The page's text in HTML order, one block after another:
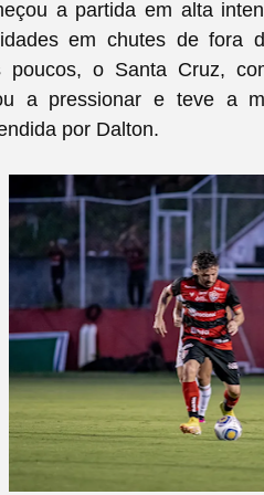
a partida em alta
em chutes de fora
poucos, o Santa Cruz,
a pressionar e teve a
por Dalton.